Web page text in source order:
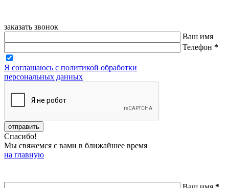
заказать звонок
Ваш имя
Телефон *
Я соглашаюсь с политикой обработки
персональных данных
Спасибо!
Мы свяжемся с вами в ближайшее время
на главную